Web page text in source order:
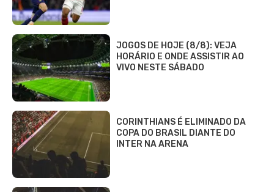
JOGOS DE HOJE (8/8): VEJA
HORÁRIO E ONDE ASSISTIR AO
VIVO NESTE SÁBADO
CORINTHIANS É ELIMINADO DA
COPA DO BRASIL DIANTE DO
INTER NA ARENA